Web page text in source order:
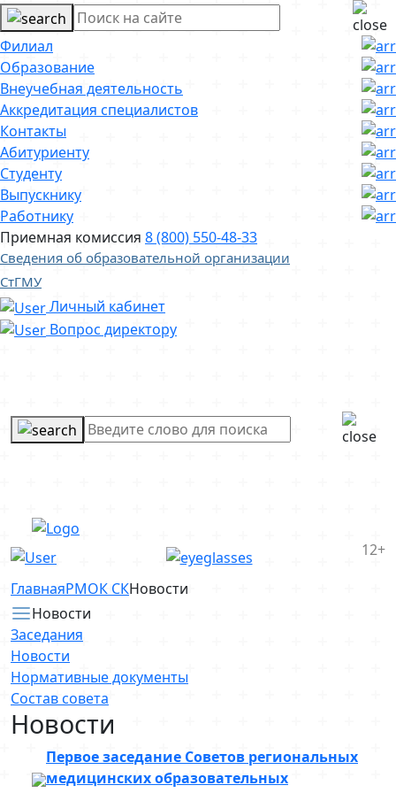
Филиал
Образование
Внеучебная деятельность
Аккредитация специалистов
Контакты
Абитуриенту
Студенту
Выпускнику
Работнику
Приемная комиссия 8 (800) 550-48-33
Сведения об образовательной организации
СтГМУ
Личный кабинет
Вопрос директору
12+
ГлавнаяРМОК СКНовости
Новости
Заседания
Новости
Нормативные документы
Состав совета
Новости
Первое заседание Советов региональных
медицинских образовательных